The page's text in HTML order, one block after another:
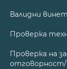
Валидни
Проверка
Проверка на
отговорност/